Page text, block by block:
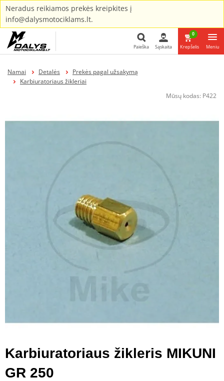
Neradus reikiamos prekės kreipkites į
info@dalysmotociklams.lt.
Paieška Sąskaita
0
Krepšelis Meniu
Namai Detalės
Prekės pagal užsakymą
Karbiuratoriaus žikleriai
Mūsų kodas: P422
Karbiuratoriaus žikleris MIKUNI
GR 250